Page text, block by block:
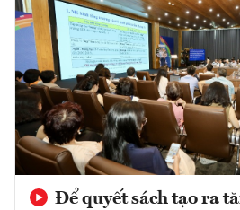
Để quyết sách tạo ra